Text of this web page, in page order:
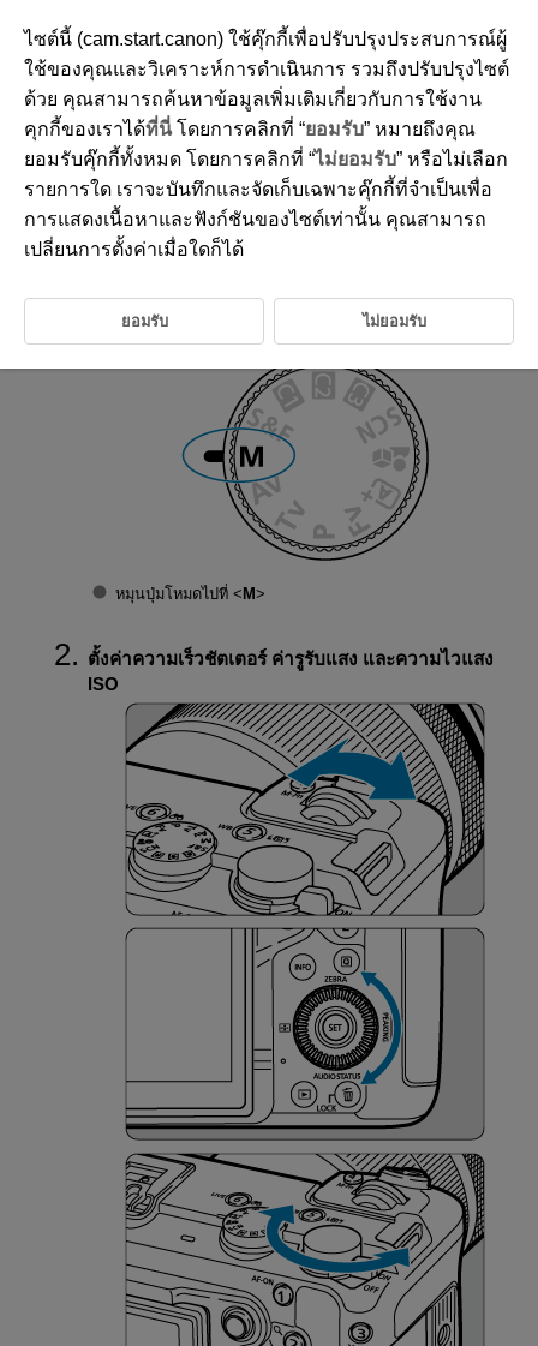
D388-039
ภาพเคลื่อนไหวรับแสงเอง
คุณสามารถตั้งค่าความเร็วชัตเตอร์ ค่ารูรับแสง และความไวแสง ISO สำหรับ
การบันทึกภาพเคลื่อนไหวตามที่คุณต้องการได้
ตั้งค่าโหมดบันทึกภาพเป็น [
หมุนปุ่มโหมดไปที่ M
ตั้งค่าความเร็วชัตเตอร์ ค่ารูรับแสง และความไวแสง
ISO
ไซต์นี้ (cam.start.canon) ใช้คุ๊กกี้เพื่อปรับปรุงประสบการณ์ผู้
ใช้ของคุณและวิเคราะห์การดำเนินการ รวมถึงปรับปรุงไซต์
ด้วย คุณสามารถค้นหาข้อมูลเพิ่มเติมเกี่ยวกับการใช้งาน
คุกกี้ของเราได้ที่นี่โดยการคลิกที่ “ยอมรับ” หมายถึงคุณ
ยอมรับคุ๊กกี้ทั้งหมด โดยการคลิกที่ “ไม่ยอมรับ” หรือไม่เลือก
รายการใด เราจะบันทึกและจัดเก็บเฉพาะคุ๊กกี้ที่จำเป็นเพื่อ
การแสดงเนื้อหาและฟังก์ชันของไซต์เท่านั้น คุณสามารถ
เปลี่ยนการตั้งค่าเมื่อใดก็ได้
ยอมรับ ไม่ยอมรับ